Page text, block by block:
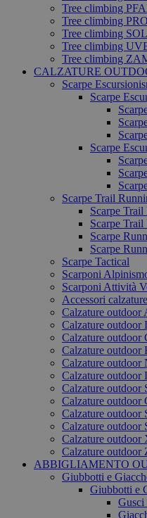
Tree climbing
Tree climbing
Tree climbing
Tree climbing
Tree climbing
CALZATURE
Scarpe
Scarpe
Scarpe
Scarpe Trail
Scarpe
Scarpe
Scarpe
Scarpe
Scarpe Tactical
Scarponi
Scarponi Attività
Accessori
Calzature outdoor
Calzature
Calzature outdoor
Calzature
Calzature
Calzature
Calzature outdoor
Calzature outdoor
Calzature outdoor
Calzature
Calzature
Calzature
ABBIGLIAMENTO
Giubbotti e
Giubbotti e
Gusci